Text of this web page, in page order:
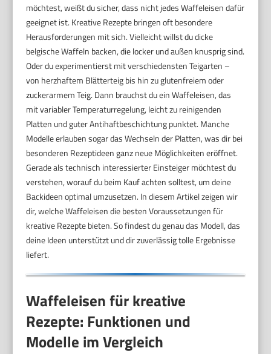
möchtest, weißt du sicher, dass nicht jedes Waffeleisen dafür
geeignet ist. Kreative Rezepte bringen oft besondere
Herausforderungen mit sich. Vielleicht willst du dicke
belgische Waffeln backen, die locker und außen knusprig sind.
Oder du experimentierst mit verschiedensten Teigarten –
von herzhaftem Blätterteig bis hin zu glutenfreiem oder
zuckerarmem Teig. Dann brauchst du ein Waffeleisen, das
mit variabler Temperaturregelung, leicht zu reinigenden
Platten und guter Antihaftbeschichtung punktet. Manche
Modelle erlauben sogar das Wechseln der Platten, was dir bei
besonderen Rezeptideen ganz neue Möglichkeiten eröffnet.
Gerade als technisch interessierter Einsteiger möchtest du
verstehen, worauf du beim Kauf achten solltest, um deine
Backideen optimal umzusetzen. In diesem Artikel zeigen wir
dir, welche Waffeleisen die besten Voraussetzungen für
kreative Rezepte bieten. So findest du genau das Modell, das
deine Ideen unterstützt und dir zuverlässig tolle Ergebnisse
liefert.
Waffeleisen für kreative
Rezepte: Funktionen und
Modelle im Vergleich